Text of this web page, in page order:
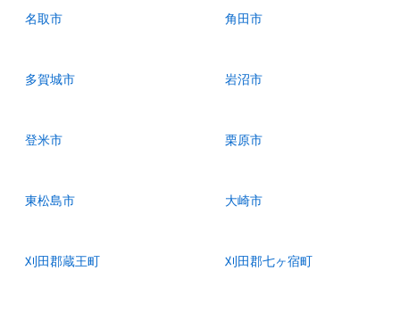
名取市 角田市
多賀城市 岩沼市
登米市 栗原市
東松島市 大崎市
刈田郡蔵王町 刈田郡七ヶ宿町